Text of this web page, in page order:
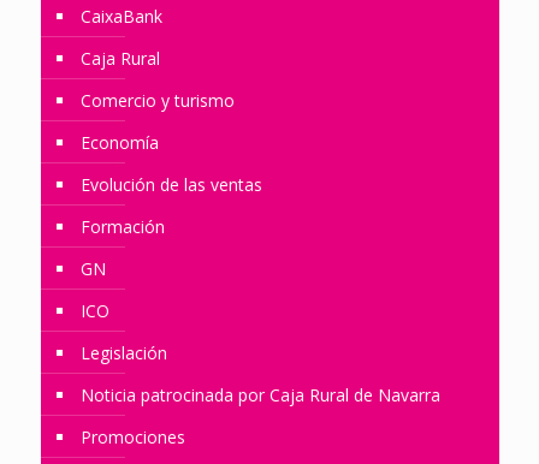
CaixaBank
Caja Rural
Comercio y turismo
Economía
Evolución de las ventas
Formación
GN
ICO
Legislación
Noticia patrocinada por Caja Rural de Navarra
Promociones